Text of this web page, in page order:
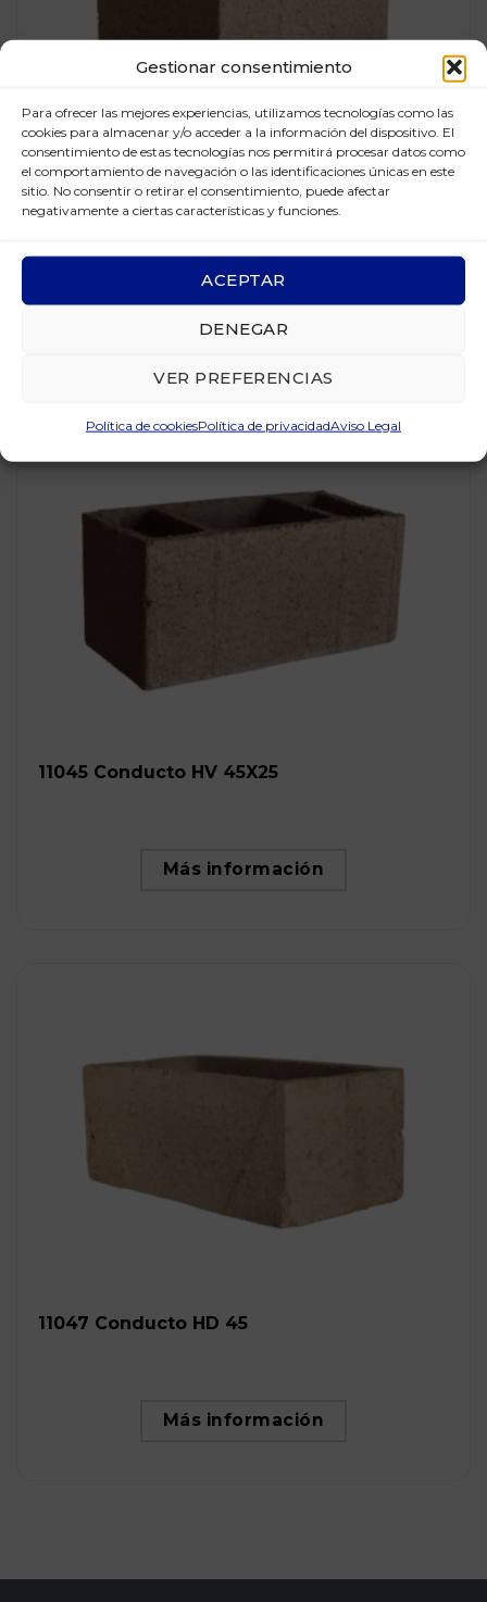
Gestionar consentimiento
Para ofrecer las mejores experiencias, utilizamos tecnologías como las
cookies para almacenar y/o acceder a la información del dispositivo. El
consentimiento de estas tecnologías nos permitirá procesar datos como
el comportamiento de navegación o las identificaciones únicas en este
sitio. No consentir o retirar el consentimiento, puede afectar
negativamente a ciertas características y funciones.
ACEPTAR
DENEGAR
VER PREFERENCIAS
Política de cookiesPolítica de privacidadAviso Legal
11044 Conducto HV 36X25
11045 Conducto HV 45X25
Más información
11047 Conducto HD 45
Más información